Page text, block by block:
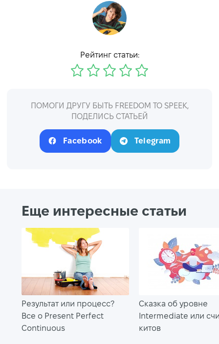
Рейтинг статьи:
ПОМОГИ ДРУГУ БЫТЬ FREEDOM TO SPEEK,
ПОДЕЛИСЬ СТАТЬЕЙ
Facebook Telegram
Еще интересные статьи
Результат или процесс?
Все о Present Perfect
Continuous
Сказка об уровне
Intermediate или
китов